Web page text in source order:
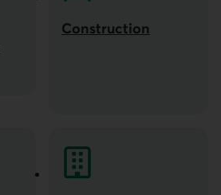
Construc­tion